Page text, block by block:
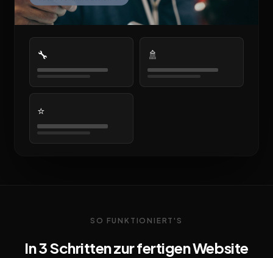
🔧 🚿
⭐
SO FUNKTIONIERT'S
In 3 Schritten zur fertigen Website